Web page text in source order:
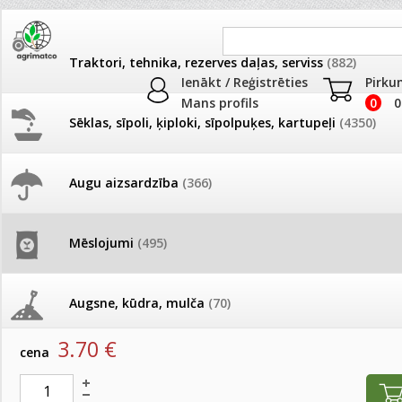
Ienākt / Reģistrēties
Mans profils
0
Traktori, tehnika, rezerves daļas, serviss (882)
Sēklas, sīpoli, ķiploki, sīpolpuķes, kartupeļi (4350)
Augu aizsardzība (366)
Mēslojumi (495)
Augsne, kūdra, mulča (70)
Podi un kasetes
JAUNUMI
Pašlasīšanas vietu katalogs
26.05. Vebinārs - Kā ierobežot
gliemežus piemājas dārzā un
Ūdens piemērotības noteikšana
AKCIJAS
AKCIJAS komplekts -
Mēslojumi piemājas dārzam
Produkti »Mēslojumi»Mēslojumi piemājas dārzam
Basfoliar Avant Natur SL 100ml
artikuls: 9398 EAN:4750473012937
cena 3.70 €